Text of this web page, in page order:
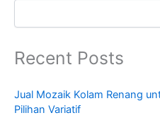
Recent Posts
Jual Mozaik Kolam Renang
Pilihan Variatif